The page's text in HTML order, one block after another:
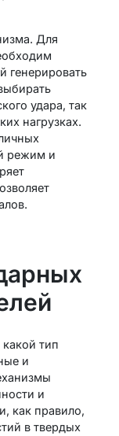
Для
генерировать
удара, так
нагрузках.
режим и
тип
и
и
как правило,
в твердых